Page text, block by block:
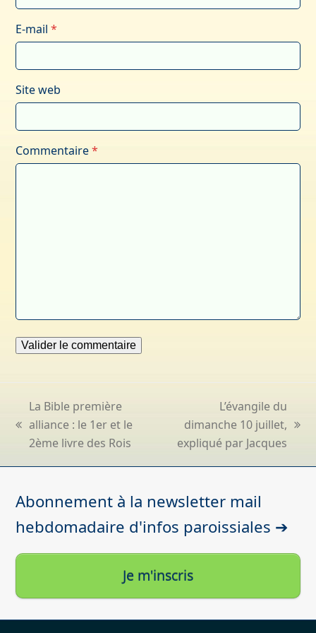
E-mail*
Site web
Commentaire*
previous
post:
La Bible première
alliance : le 1er et le
2ème livre des Rois
next
post:
L’évangile du
dimanche 10 juillet,
expliqué par Jacques
Abonnement à la newsletter mail
hebdomadaire d'infos paroissiales ➔
Je m'inscris